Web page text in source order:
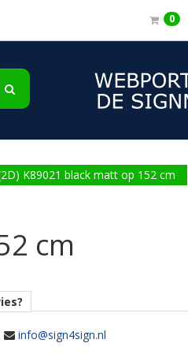
0
K89021 black matt op 152 cm
cm
info@sign4sign.nl